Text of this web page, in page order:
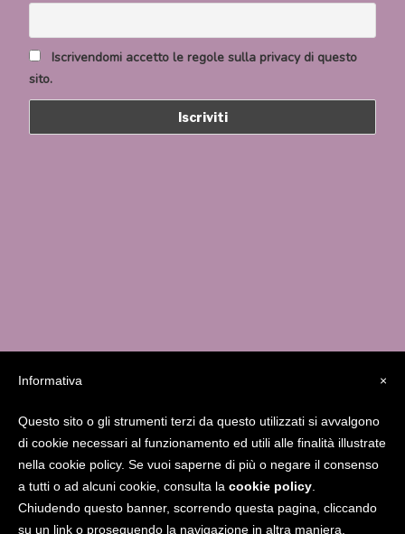
Iscrivendomi accetto le regole sulla privacy di questo
sito.
Studio MedicaFutura Via Serassi 13/a – 24124
Bergamo
338.8556841
giucarolei@gmail.com
www.gcarolei.com
Gcarolei
×
Informativa
Questo sito o gli strumenti terzi da questo utilizzati si avvalgono
di cookie necessari al funzionamento ed utili alle finalità illustrate
nella cookie policy. Se vuoi saperne di più o negare il consenso
a tutti o ad alcuni cookie, consulta la cookie policy
Chiudendo questo banner, scorrendo questa pagina, cliccando
su un link o proseguendo la navigazione in altra maniera,